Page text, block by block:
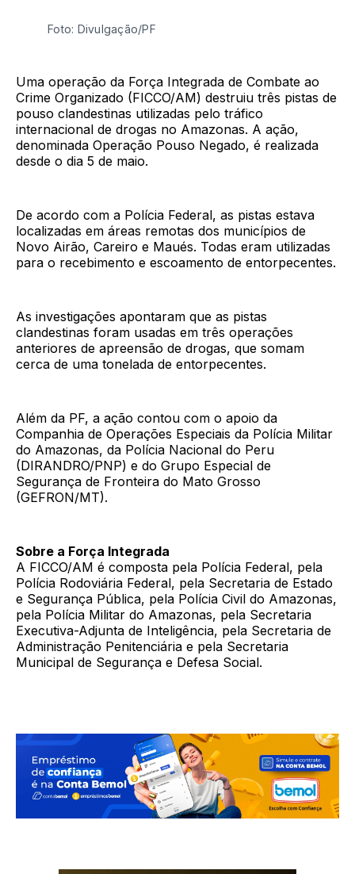
Foto: Divulgação/PF
Uma operação da Força Integrada de Combate ao
Crime Organizado (FICCO/AM) destruiu três pistas de
pouso clandestinas utilizadas pelo tráfico
internacional de drogas no Amazonas. A ação,
denominada Operação Pouso Negado, é realizada
desde o dia 5 de maio.
De acordo com a Polícia Federal, as pistas estava
localizadas em áreas remotas dos municípios de
Novo Airão, Careiro e Maués. Todas eram utilizadas
para o recebimento e escoamento de entorpecentes.
As investigações apontaram que as pistas
clandestinas foram usadas em três operações
anteriores de apreensão de drogas, que somam
cerca de uma tonelada de entorpecentes.
Além da PF, a ação contou com o apoio da
Companhia de Operações Especiais da Polícia Militar
do Amazonas, da Polícia Nacional do Peru
(DIRANDRO/PNP) e do Grupo Especial de
Segurança de Fronteira do Mato Grosso
(GEFRON/MT).
Sobre a Força Integrada
A FICCO/AM é composta pela Polícia Federal, pela
Polícia Rodoviária Federal, pela Secretaria de Estado
e Segurança Pública, pela Polícia Civil do Amazonas,
pela Polícia Militar do Amazonas, pela Secretaria
Executiva-Adjunta de Inteligência, pela Secretaria de
Administração Penitenciária e pela Secretaria
Municipal de Segurança e Defesa Social.